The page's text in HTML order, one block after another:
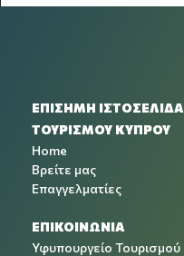
ΕΠΙΣΗΜΗ ΙΣΤΟΣΕΛΙΔΑ
ΤΟΥΡΙΣΜΟΥ ΚΥΠΡΟΥ
Home
Βρείτε μας
Επαγγελματίες
ΕΠΙΚΟΙΝΩΝΙΑ
Υφυπουργείο Τουρισμού